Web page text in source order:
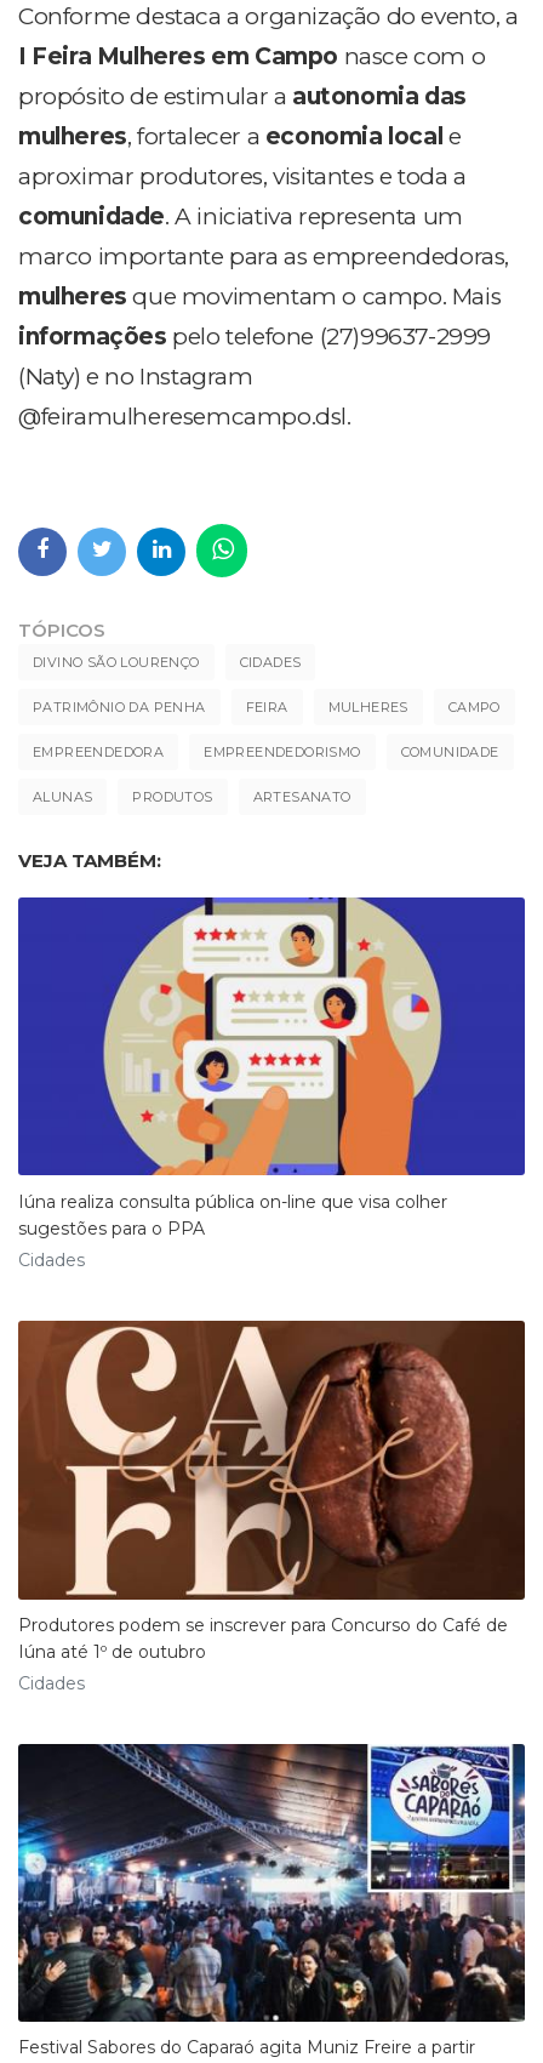
Conforme destaca a organização do evento, a
I Feira Mulheres em Campo nasce com o
propósito de estimular a autonomia das
mulheres, fortalecer a economia local e
aproximar produtores, visitantes e toda a
comunidade. A iniciativa representa um
marco importante para as empreendedoras,
mulheres que movimentam o campo. Mais
informações pelo telefone (27)99637-2999
(Naty) e no Instagram
@feiramulheresemcampo.dsl.
TÓPICOS
DIVINO SÃO LOURENÇO CIDADES
PATRIMÔNIO DA PENHA FEIRA MULHERES CAMPO
EMPREENDEDORA EMPREENDEDORISMO COMUNIDADE
ALUNAS PRODUTOS ARTESANATO
VEJA TAMBÉM:
Iúna realiza consulta pública on-line que visa colher
sugestões para o PPA
Cidades
Produtores podem se inscrever para Concurso do Café de
Iúna até 1º de outubro
Cidades
Festival Sabores do Caparaó agita Muniz Freire a partir